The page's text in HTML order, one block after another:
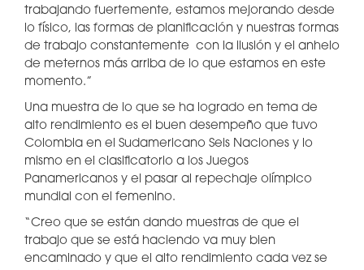
trabajando fuertemente, estamos mejorando desde
lo físico, las formas de planificación y nuestras formas
de trabajo constantemente con la ilusión y el anhelo
de meternos más arriba de lo que estamos en este
momento.”
Una muestra de lo que se ha logrado en tema de
alto rendimiento es el buen desempeño que tuvo
Colombia en el Sudamericano Seis Naciones y lo
mismo en el clasificatorio a los Juegos
Panamericanos y el pasar al repechaje olímpico
mundial con el femenino.
“Creo que se están dando muestras de que el
trabajo que se está haciendo va muy bien
encaminado y que el alto rendimiento cada vez se